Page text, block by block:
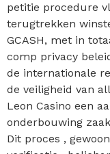
petitie procedure
terugtrekken
GCASH, met in
comp privacy
de internationale
de veiligheid van
Leon Casino een
onderbouwing
Dit proces ,